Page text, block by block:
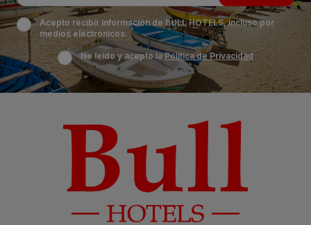
Acepto recibir información de BULL HOTELS, incluso por
medios electrónicos.
He leído y acepto laPolítica de Privacidad